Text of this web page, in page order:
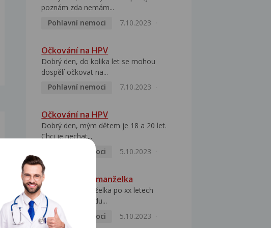
poznám zda nemám...
Pohlavní nemoci
7.10.2023
Očkování na HPV
Dobrý den, do kolika let se mohou
dospělí očkovat na...
Pohlavní nemoci
7.10.2023
Očkování na HPV
Dobrý den, mým dětem je 18 a 20 let.
Chci je nechat...
Pohlavní nemoci
5.10.2023
HPV pozitivní manželka
Dobrý den, manželka po xx letech
přivezla z Východu...
Pohlavní nemoci
5.10.2023